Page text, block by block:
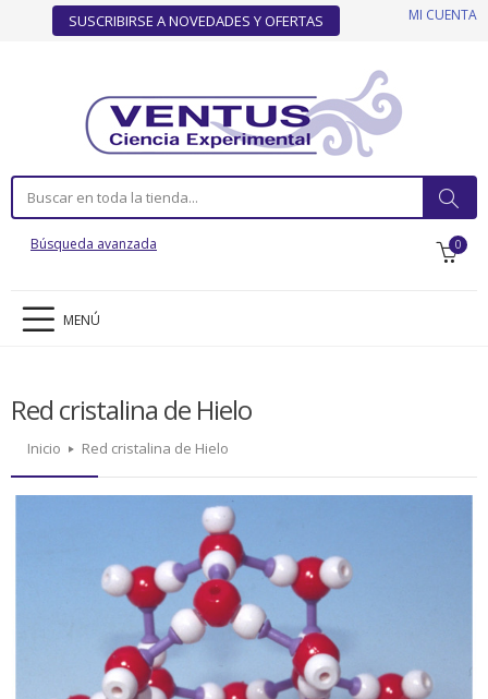
SUSCRIBIRSE A NOVEDADES Y OFERTAS MI CUENTA
Búsqueda avanzada 0
MENÚ
Red cristalina de Hielo
Inicio Red cristalina de Hielo